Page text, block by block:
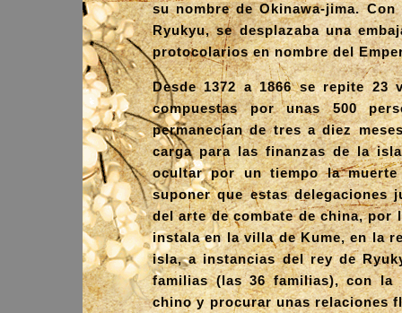
su nombre de Okinawa-jima.
Ryukyu, se desplazaba una
protocolarios en nombre del
Desde 1372 a 1866 se repite 23
compuestas por unas 500
permanecían de tres a diez
carga para las finanzas de la
ocultar por un tiempo la
suponer que estas delegaciones
del arte de combate de china, por
instala en la villa de Kume, en la
isla, a instancias del rey de
familias (las 36 familias), con
chino y procurar unas relaciones